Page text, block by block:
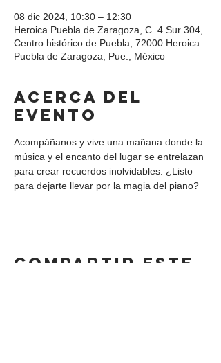
08 dic 2024, 10:30 – 12:30
Heroica Puebla de Zaragoza, C. 4 Sur 304,
Centro histórico de Puebla, 72000 Heroica
Puebla de Zaragoza, Pue., México
Acerca del
evento
Acompáñanos y vive una mañana donde la
música y el encanto del lugar se entrelazan
para crear recuerdos inolvidables. ¿Listo
para dejarte llevar por la magia del piano?
Compartir este